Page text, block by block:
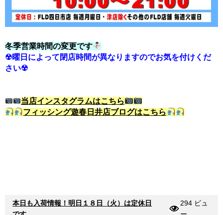
冬季営業時間の変更です
☢曜日によって閉店時間が異なりますのでお気を付けくだ
さい☢
当店インスタグラムはこちら
フィッシング遊春日井店ブログはこちら
本日も入荷情報！明日１８日（火）は定休日
294 ビュ